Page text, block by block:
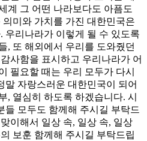
계 그 어떤 나라보다도 아픔도
미와 가치를 가진 대한민국은
우리나라가 이렇게 될 수 있도록
, 또 해외에서 우리를 도와줬던
사함을 표시하고 우리나라가 어
필요할 때는 우리 모두가 다시
말 자랑스러운 대한민국이 되어
, 열심히 하도록 하겠습니다. 시
들 모두도 함께해 주시길 부탁드
이해서 일상 속, 일상 속, 일상
보훈 함께해 주시길 부탁드립